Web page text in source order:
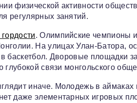
физической активности
регулярных занятий.
. Олимпийские чемпионы
На улицах Улан-Батора,
баскетбол. Дворовые площадки
связи монгольского
иначе. Молодежь в аймаках
даже элементарных игровых